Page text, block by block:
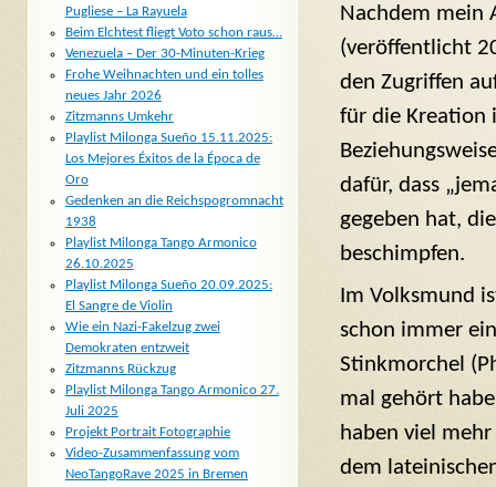
Nachdem mein
(veröffentlicht
den Zugriffen
für die Kreation
dafür, dass
gegeben hat,
beschimpfen.
Im Volksmund
schon immer
Stinkmorchel
mal gehört
haben viel
dem
Pugliese – La Rayuela
Beim Elchtest fliegt Voto schon raus…
Venezuela – Der 30-Minuten-Krieg
Frohe Weihnachten und ein tolles
neues Jahr 2026
Zitzmanns Umkehr
Playlist Milonga Sueño 15.11.2025:
Los Mejores Éxitos de la Época de
Oro
Gedenken an die Reichspogromnacht
1938
Playlist Milonga Tango Armonico
26.10.2025
Playlist Milonga Sueño 20.09.2025:
El Sangre de Violin
Wie ein Nazi-Fakelzug zwei
Demokraten entzweit
Zitzmanns Rückzug
Playlist Milonga Tango Armonico 27.
Juli 2025
Projekt Portrait Fotographie
Video-Zusammenfassung vom
NeoTangoRave 2025 in Bremen